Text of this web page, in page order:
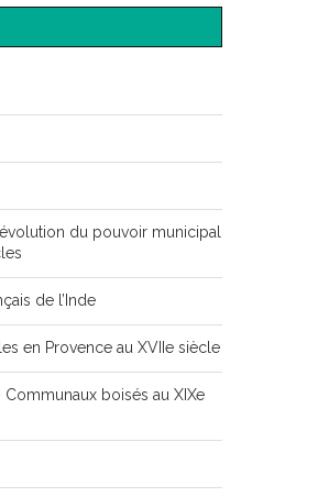
du pouvoir municipal
de l’Inde
en Provence au XVIIe siècle
boisés au XIXe